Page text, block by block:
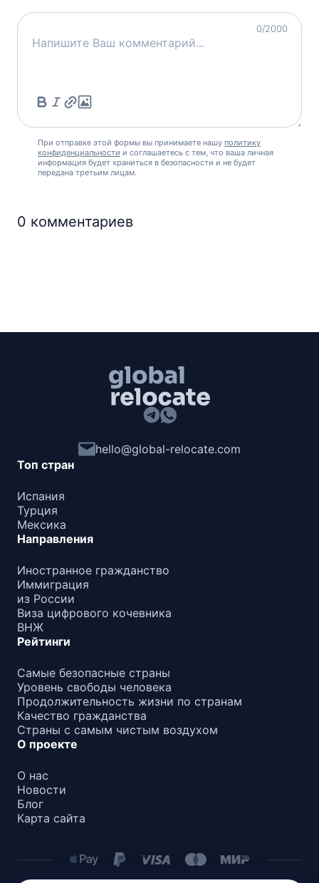
0/2000
При отправке этой формы вы принимаете нашу политику
конфиденциальности и соглашаетесь с тем, что ваша личная
информация будет храниться в безопасности и не будет
передана третьим лицам.
0 комментариев
hello@global-relocate.com
Топ стран
Испания
Турция
Мексика
Направления
Иностранное гражданство
Иммиграция
из России
Виза цифрового кочевника
ВНЖ
Рейтинги
Самые безопасные страны
Уровень свободы человека
Продолжительность жизни по странам
Качество гражданства
Страны с самым чистым воздухом
О проекте
О нас
Новости
Блог
Карта сайта